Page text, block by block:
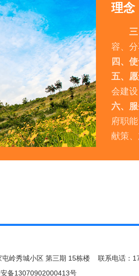
理念
容、分
四、使
五、愿
会建设
六、服
府职
献策、
岭秀城小区 第三期 15栋楼
联系电话：
备13070902000413号